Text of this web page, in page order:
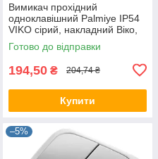
Вимикач прохідний
одноклавішний Palmiye IP54
VIKO сірий, накладний Віко,
настінний зовнішній
90555504
Готово до відправки
194,50 ₴ 204,74 ₴
Купити
–5%